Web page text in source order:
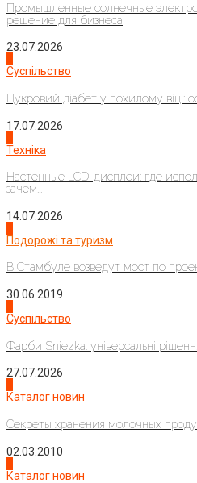
Промышленные солнечные
решение для бизнеса
23.07.2026
Суспільство
Цукровий діабет у похилому віці:
17.07.2026
Техніка
Настенные LCD-дисплеи: где
зачем...
14.07.2026
Подорожі та туризм
В Стамбуле возведут мост по
30.06.2019
Суспільство
Фарби Sniezka: універсальні рішення
27.07.2026
Каталог новин
Секреты хранения молочных
02.03.2010
Каталог новин